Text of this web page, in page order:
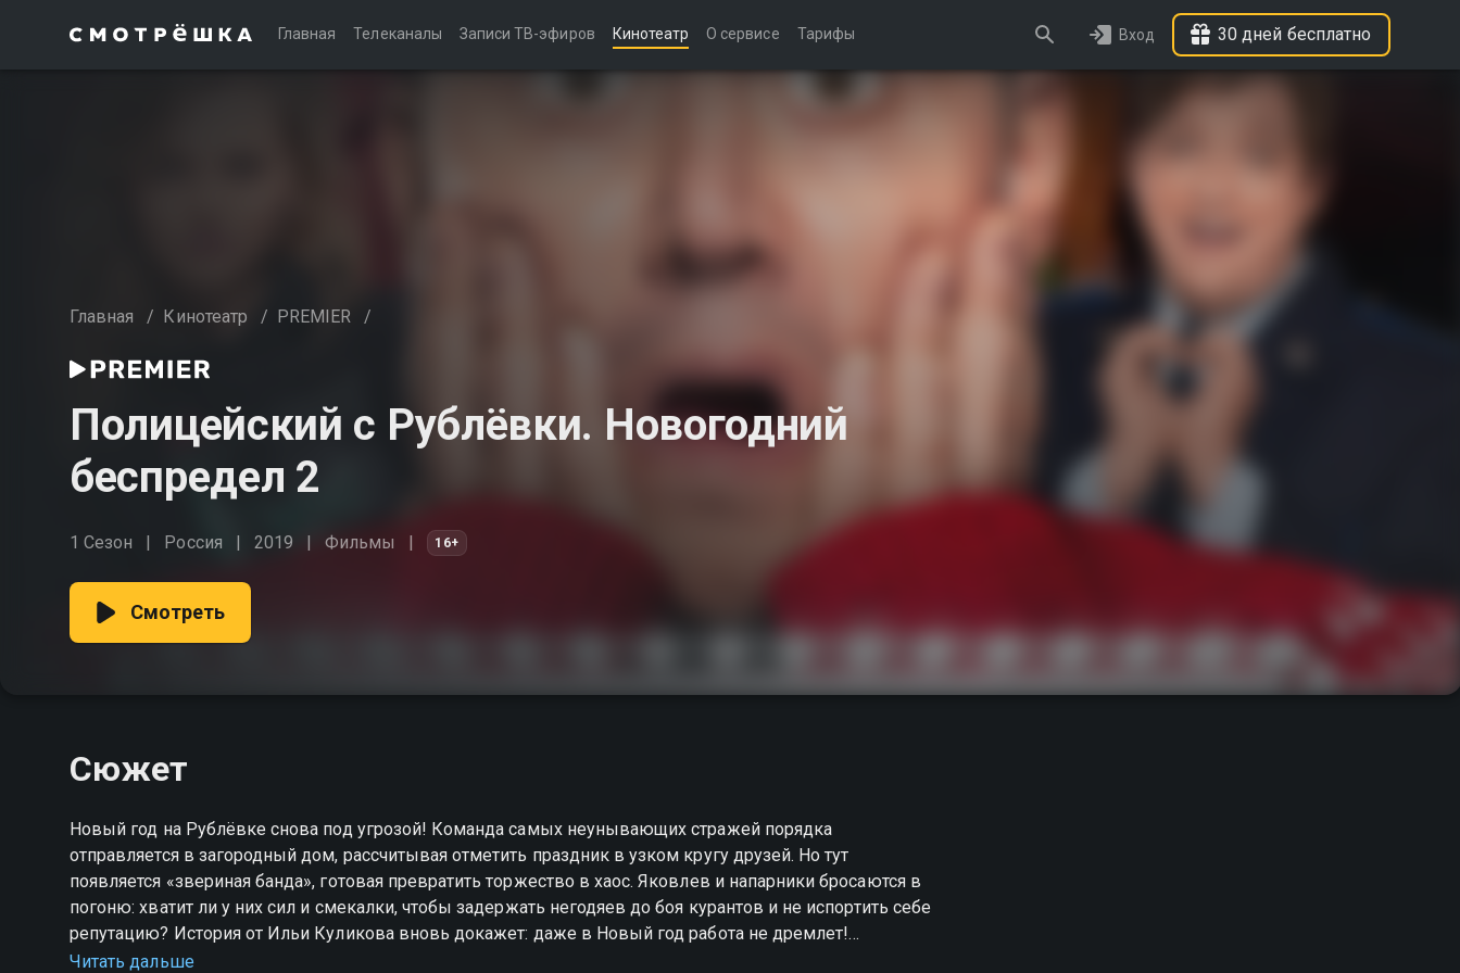
Главная Телеканалы Записи ТВ-эфиров Кинотеатр О сервисе Тарифы Вход 30 дней бесплатно
Главная / Кинотеатр / PREMIER /
Полицейский с Рублёвки. Новогодний
беспредел 2
1 Сезон Россия 2019 Фильмы 16+
Смотреть
Сюжет
Новый год на Рублёвке снова под угрозой! Команда самых неунывающих стражей порядка
отправляется в загородный дом, рассчитывая отметить праздник в узком кругу друзей. Но тут
появляется «звериная банда», готовая превратить торжество в хаос. Яковлев и напарники бросаются в
погоню: хватит ли у них сил и смекалки, чтобы задержать негодяев до боя курантов и не испортить себе
репутацию? История от Ильи Куликова вновь докажет: даже в Новый год работа не дремлет!
«Полицейский с Рублёвки. Новогодний беспредел 2» — смотрите онлайн в хорошем качестве.
Читать дальше